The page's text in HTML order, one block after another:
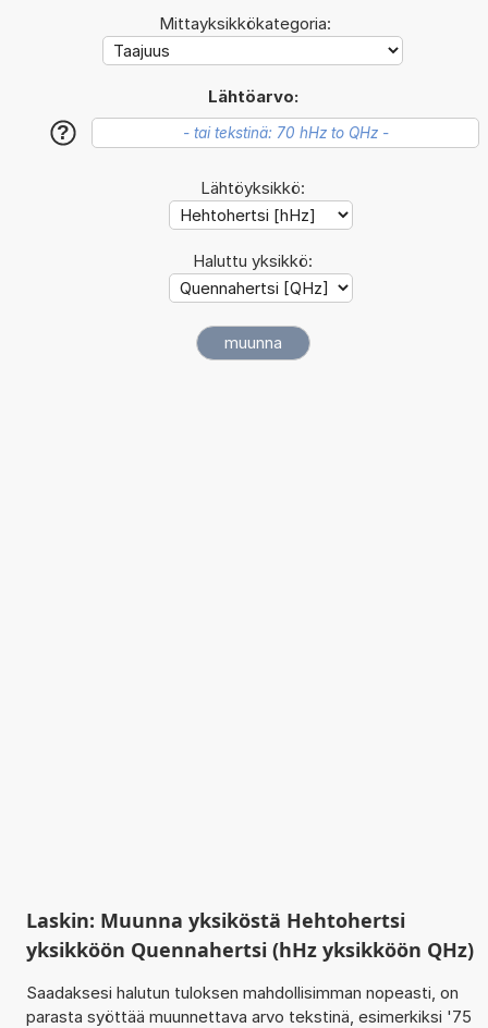
Mittayksikkökategoria:
Lähtöarvo:
?
Lähtöyksikkö:
Haluttu yksikkö:
Laskin: Muunna yksiköstä Hehtohertsi
yksikköön Quennahertsi (hHz yksikköön QHz)
Saadaksesi halutun tuloksen mahdollisimman nopeasti, on
parasta syöttää muunnettava arvo tekstinä, esimerkiksi '75